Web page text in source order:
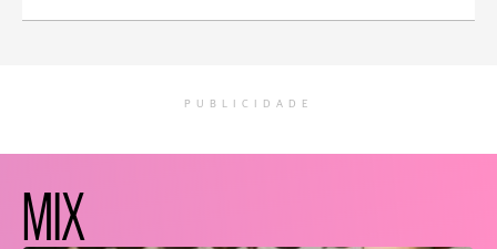
PUBLICIDADE
MIX